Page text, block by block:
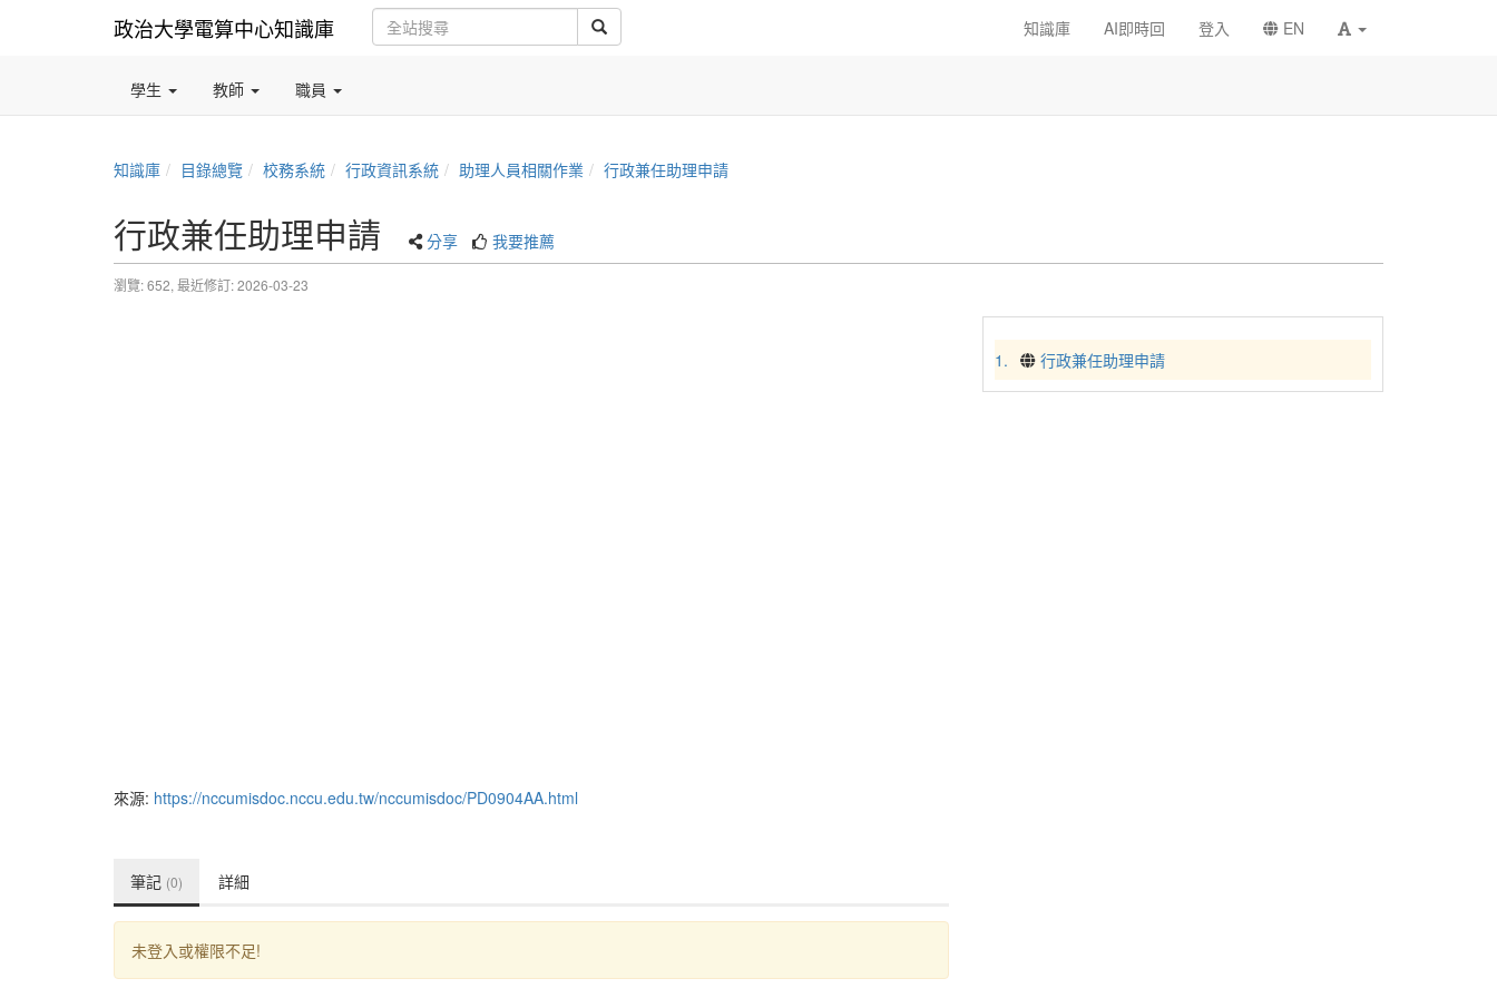
政治大學電算中心知識庫 知識庫 AI即時回 登入 EN
學生 教師 職員
知識庫 目錄總覽 校務系統 行政資訊系統 助理人員相關作業 行政兼任助理申請
行政兼任助理申請 分享 我要推薦
瀏覽: 652, 最近修訂: 2026-03-23
來源: https://nccumisdoc.nccu.edu.tw/nccumisdoc/PD0904AA.html
筆記 (0) 詳細
未登入或權限不足!
1. 行政兼任助理申請